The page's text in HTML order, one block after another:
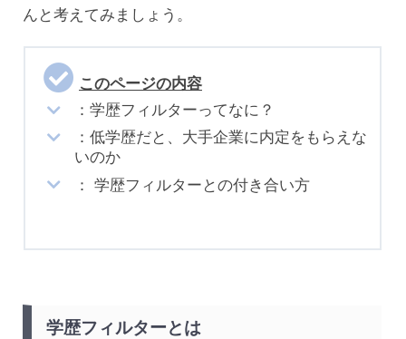
んと考えてみましょう。
このページの内容
：学歴フィルターってなに？
：低学歴だと、大手企業に内定をもらえな
いのか
： 学歴フィルターとの付き合い方
学歴フィルターとは